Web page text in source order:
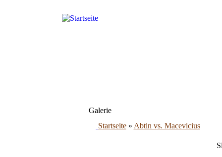
Galerie
Startseite» Abtin vs. Macevicius